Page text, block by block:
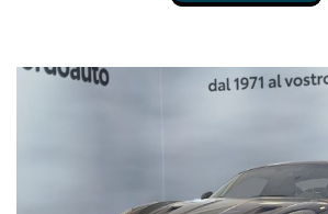
Porsche Dynamic Light System
Park Assist con telecamera posteriore
Cofano e spoiler con finitura in carbonio
Serbatoio da 90 litri